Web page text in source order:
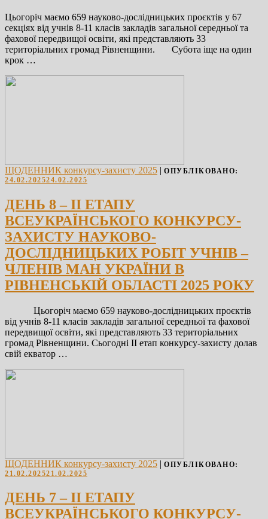
Цьогоріч маємо 659 науково-дослідницьких проєктів у 67
секціях від учнів 8-11 класів закладів загальної середньої та
фахової передвищої освіти, які представляють 33
територіальних громад Рівненщини. Субота іще на один
крок …
ЩОДЕННИК конкурсу-захисту 2025 | ОПУБЛІКОВАНО:
24.02.202524.02.2025
ДЕНЬ 8 – ІІ ЕТАПУ
ВСЕУКРАЇНСЬКОГО КОНКУРСУ-
ЗАХИСТУ НАУКОВО-
ДОСЛІДНИЦЬКИХ РОБІТ УЧНІВ –
ЧЛЕНІВ МАН УКРАЇНИ В
РІВНЕНСЬКІЙ ОБЛАСТІ 2025 РОКУ
Цьогоріч маємо 659 науково-дослідницьких проєктів
від учнів 8-11 класів закладів загальної середньої та фахової
передвищої освіти, які представляють 33 територіальних
громад Рівненщини. Сьогодні ІІ етап конкурсу-захисту долав
свій екватор …
ЩОДЕННИК конкурсу-захисту 2025 | ОПУБЛІКОВАНО:
21.02.202521.02.2025
ДЕНЬ 7 – ІІ ЕТАПУ
ВСЕУКРАЇНСЬКОГО КОНКУРСУ-